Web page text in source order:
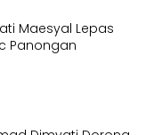
Maesyal Lepas
Panongan